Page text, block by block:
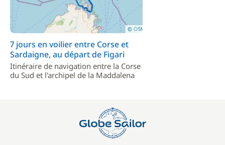
7 jours en voilier entre Corse et
Sardaigne, au départ de Figari
Itinéraire de navigation entre la Corse
du Sud et l'archipel de la Maddalena